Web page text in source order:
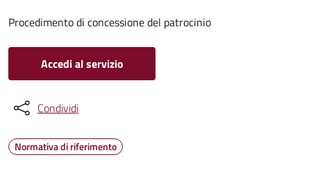
Procedimento di concessione del patrocinio
Accedi al servizio
Condividi
Normativa di riferimento